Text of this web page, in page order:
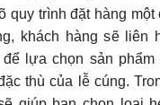
quy trình đặt hàng một
khách hàng sẽ liên
để lựa chọn sản
thù của lễ cúng.